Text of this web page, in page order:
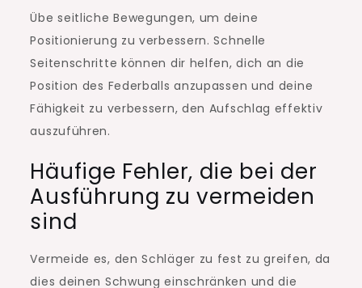
Übe seitliche Bewegungen, um deine
Positionierung zu verbessern. Schnelle
Seitenschritte können dir helfen, dich an die
Position des Federballs anzupassen und deine
Fähigkeit zu verbessern, den Aufschlag effektiv
auszuführen.
Häufige Fehler, die bei der
Ausführung zu vermeiden
sind
Vermeide es, den Schläger zu fest zu greifen, da
dies deinen Schwung einschränken und die